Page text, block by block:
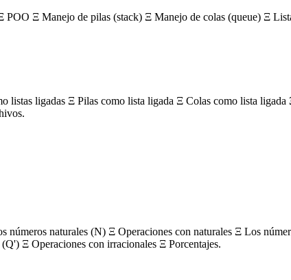
POO Ξ Manejo de pilas (stack) Ξ Manejo de colas (queue) Ξ
listas ligadas Ξ Pilas como lista ligada Ξ Colas como lista
naturales (N) Ξ Operaciones con naturales Ξ Los
Ξ Operaciones con irracionales Ξ Porcentajes.